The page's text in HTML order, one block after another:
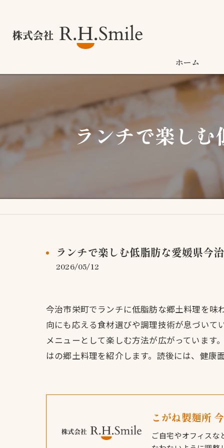
ホーム
ランチで楽し
ランチで楽しむ低脂肪な愛媛県今
2026/05/12
今治市栄町でランチに低脂肪な郷土料理を
向にも応える食材選びや調理技術が息づい
メニューとして楽しむ方法が広がっていま
はの郷土料理を紹介します。読後には、健康
こがね製麺所
ご自宅やオフィス